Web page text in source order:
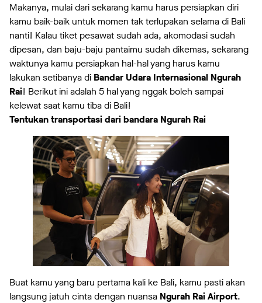
Makanya, mulai dari sekarang kamu harus persiapkan diri
kamu baik-baik untuk momen tak terlupakan selama di Bali
nanti! Kalau tiket pesawat sudah ada, akomodasi sudah
dipesan, dan baju-baju pantaimu sudah dikemas, sekarang
waktunya kamu persiapkan hal-hal yang harus kamu
lakukan setibanya di Bandar Udara Internasional Ngurah
Rai! Berikut ini adalah 5 hal yang nggak boleh sampai
kelewat saat kamu tiba di Bali!
Tentukan transportasi dari bandara Ngurah Rai
Buat kamu yang baru pertama kali ke Bali, kamu pasti akan
langsung jatuh cinta dengan nuansa Ngurah Rai Airport.